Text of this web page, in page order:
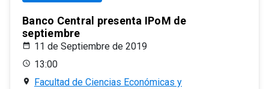
Banco Central presenta IPoM de
septiembre
11 de Septiembre de 2019
13:00
Facultad de Ciencias Económicas y